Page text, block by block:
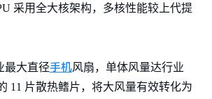
采用全大核架构，多核性能较上代提
最大直径手机风扇，单体风量达行业
11 片散热鳍片，将大风量有效转化为